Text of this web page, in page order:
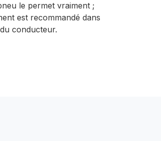
le permet vraiment ;
est recommandé dans
conducteur.